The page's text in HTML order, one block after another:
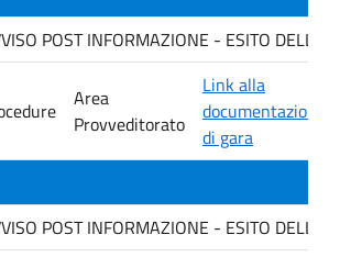
POST INFORMAZIONE - ESITO DELLA
Area
Provveditorato
Link alla
documentazione
di gara
POST INFORMAZIONE - ESITO